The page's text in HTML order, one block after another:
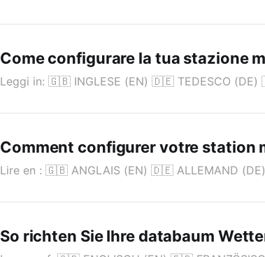
Come configurare la tua stazione
Leggi in: 🇬🇧 INGLESE (EN) 🇩🇪 TEDESCO (DE)
Comment configurer votre station
Lire en : 🇬🇧 ANGLAIS (EN) 🇩🇪 ALLEMAND
So richten Sie Ihre databaum